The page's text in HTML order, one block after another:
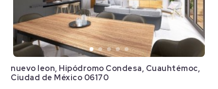
nuevo leon, Hipódromo Condesa, Cuauhtémoc,
Ciudad de México 06170